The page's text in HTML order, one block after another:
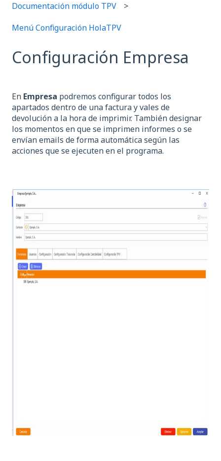
Documentación módulo TPV
Menú Configuración HolaTPV
Configuración Empresa
En Empresa podremos configurar todos los
apartados dentro de una factura y vales de
devolución a la hora de imprimir. También designar
los momentos en que se imprimen informes o se
envían emails de forma automática según las
acciones que se ejecuten en el programa.